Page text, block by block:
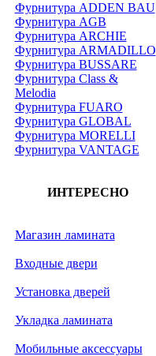
Фурнитура ADDEN BAU
Фурнитура AGB
Фурнитура ARCHIE
Фурнитура ARMADILLO
Фурнитура BUSSARE
Фурнитура Class &
Melodia
Фурнитура FUARO
Фурнитура GLOBAL
Фурнитура MORELLI
Фурнитура VANTAGE
ИНТЕРЕСНО
Магазин ламината
Входные двери
Установка дверей
Укладка ламината
Мобильные аксессуары